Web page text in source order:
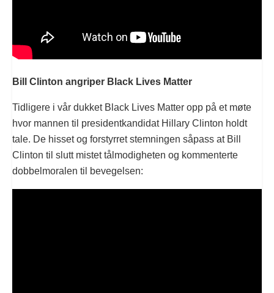
Bill Clinton angriper Black Lives Matter
Tidligere i vår dukket Black Lives Matter opp på et møte
hvor mannen til presidentkandidat Hillary Clinton holdt
tale. De hisset og forstyrret stemningen såpass at Bill
Clinton til slutt mistet tålmodigheten og kommenterte
dobbelmoralen til bevegelsen: